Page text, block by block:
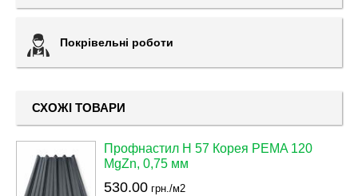
Покрівельні роботи
СХОЖІ ТОВАРИ
Профнастил Н 57 Корея PEMA 120
MgZn, 0,75 мм
530.00 грн./м2